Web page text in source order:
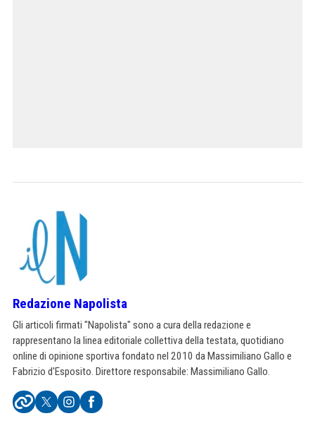
Redazione Napolista
Gli articoli firmati "Napolista" sono a cura della redazione e
rappresentano la linea editoriale collettiva della testata, quotidiano
online di opinione sportiva fondato nel 2010 da Massimiliano Gallo e
Fabrizio d'Esposito. Direttore responsabile: Massimiliano Gallo.